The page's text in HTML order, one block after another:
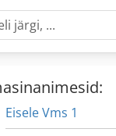
Eisele Vms 1